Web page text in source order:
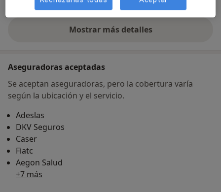
Aseguradoras aceptadas en esta dirección
Mostrar más detalles
sobre la dirección
Aseguradoras aceptadas
Se aceptan aseguradoras, pero la cobertura varía
según la ubicación y el servicio.
Adeslas
DKV Seguros
Caser
Fiatc
Aegon Salud
+7 más